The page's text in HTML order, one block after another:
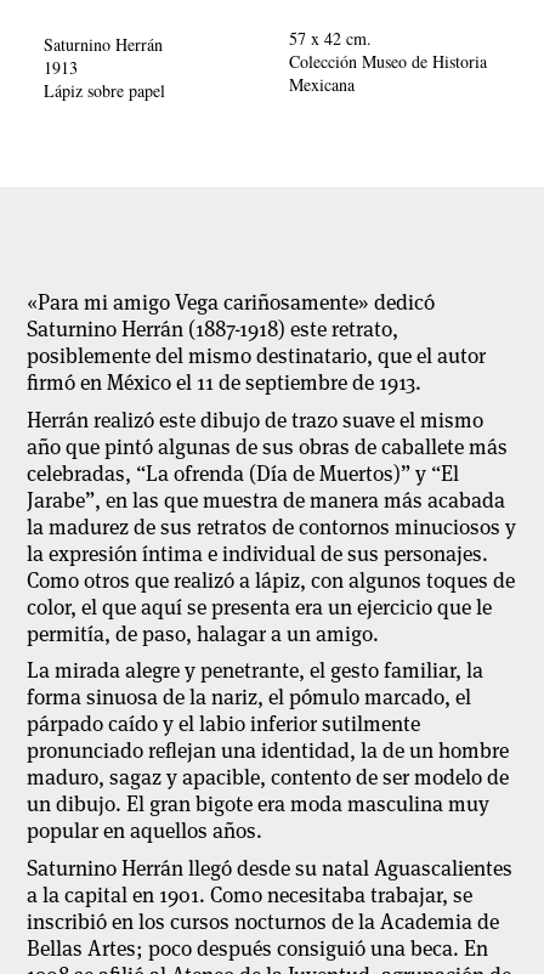
Saturnino Herrán
1913
Lápiz sobre papel
57 x 42 cm.
Colección Museo de Historia
Mexicana
«Para mi amigo Vega cariñosamente» dedicó
Saturnino Herrán (1887-1918) este retrato,
posiblemente del mismo destinatario, que el autor
firmó en México el 11 de septiembre de 1913.
Herrán realizó este dibujo de trazo suave el mismo
año que pintó algunas de sus obras de caballete más
celebradas, “La ofrenda (Día de Muertos)” y “El
Jarabe”, en las que muestra de manera más acabada
la madurez de sus retratos de contornos minuciosos y
la expresión íntima e individual de sus personajes.
Como otros que realizó a lápiz, con algunos toques de
color, el que aquí se presenta era un ejercicio que le
permitía, de paso, halagar a un amigo.
La mirada alegre y penetrante, el gesto familiar, la
forma sinuosa de la nariz, el pómulo marcado, el
párpado caído y el labio inferior sutilmente
pronunciado reflejan una identidad, la de un hombre
maduro, sagaz y apacible, contento de ser modelo de
un dibujo. El gran bigote era moda masculina muy
popular en aquellos años.
Saturnino Herrán llegó desde su natal Aguascalientes
a la capital en 1901. Como necesitaba trabajar, se
inscribió en los cursos nocturnos de la Academia de
Bellas Artes; poco después consiguió una beca. En